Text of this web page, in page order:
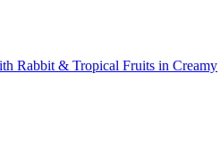
Rabbit & Tropical Fruits in Creamy